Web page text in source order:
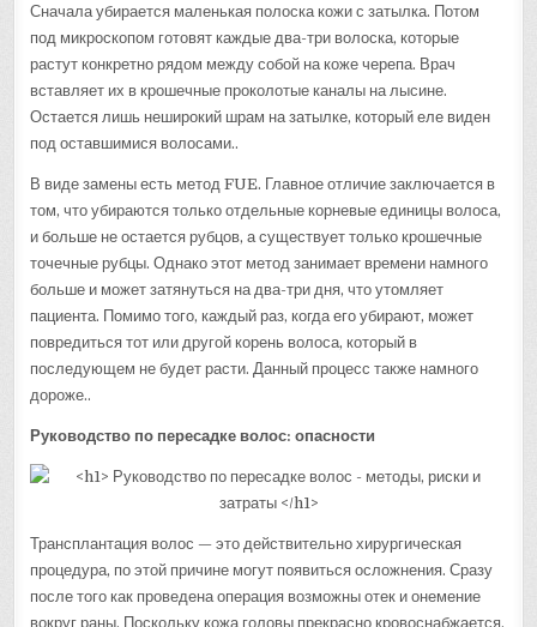
Сначала убирается маленькая полоска кожи с затылка. Потом
под микроскопом готовят каждые два-три волоска, которые
растут конкретно рядом между собой на коже черепа. Врач
вставляет их в крошечные проколотые каналы на лысине.
Остается лишь неширокий шрам на затылке, который еле виден
под оставшимися волосами..
В виде замены есть метод FUE. Главное отличие заключается в
том, что убираются только отдельные корневые единицы волоса,
и больше не остается рубцов, а существует только крошечные
точечные рубцы. Однако этот метод занимает времени намного
больше и может затянуться на два-три дня, что утомляет
пациента. Помимо того, каждый раз, когда его убирают, может
повредиться тот или другой корень волоса, который в
последующем не будет расти. Данный процесс также намного
дороже..
Руководство по пересадке волос: опасности
Трансплантация волос — это действительно хирургическая
процедура, по этой причине могут появиться осложнения. Сразу
после того как проведена операция возможны отек и онемение
вокруг раны. Поскольку кожа головы прекрасно кровоснабжается,